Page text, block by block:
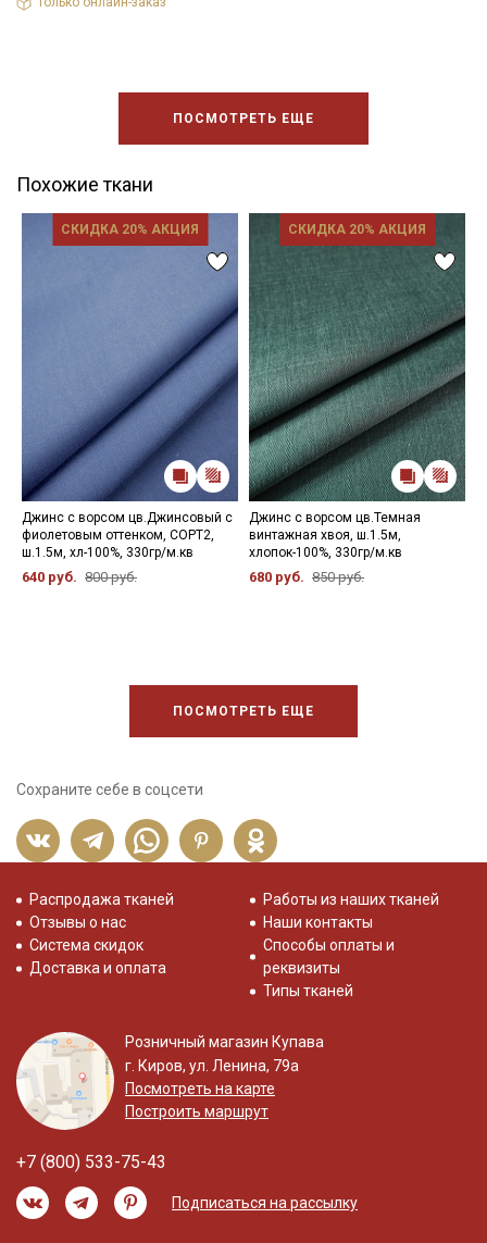
ПОСМОТРЕТЬ ЕЩЕ
Похожие ткани
СКИДКА 20% АКЦИЯ
Джинс с ворсом цв.Джинсовый с
фиолетовым оттенком, СОРТ2,
ш.1.5м, хл-100%, 330гр/м.кв
640 руб. 800 руб.
СКИДКА 20% АКЦИЯ
Джинс с ворсом цв.Темная
винтажная хвоя, ш.1.5м,
хлопок-100%, 330гр/м.кв
680 руб. 850 руб.
ПОСМОТРЕТЬ ЕЩЕ
Сохраните себе в соцсети
Распродажа тканей
Отзывы о нас
Система скидок
Доставка и оплата
Работы из наших тканей
Наши контакты
Способы оплаты и
реквизиты
Типы тканей
Розничный магазин Купава
г. Киров, ул. Ленина, 79а
Посмотреть на карте
Построить маршрут
+7 (800) 533-75-43
Подписаться на рассылку